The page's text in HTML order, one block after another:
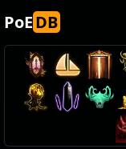
PoEDB